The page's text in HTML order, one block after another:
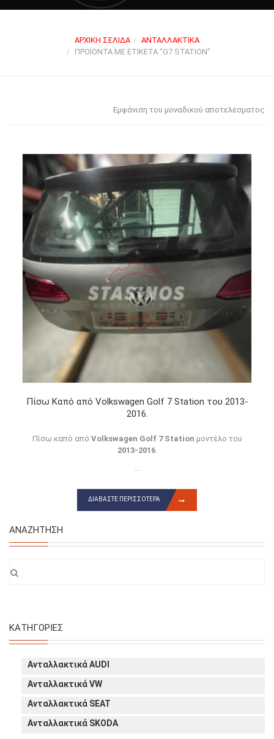
ΑΡΧΙΚΉ ΣΕΛΊΔΑ
ΑΝΤΑΛΛΑΚΤΙΚΆ
ΠΡΟΪΌΝΤΑ ΜΕ ΕΤΙΚΈΤΑ “G7 STATION”
Εμφάνιση του μοναδικού αποτελέσματος
Πίσω Καπό από Volkswagen Golf 7 Station του 2013-
2016.
Πίσω καπό από Volkswagen Golf 7 Station μοντέλο του
2013-2016.
...
ΔΙΑΒΆΣΤΕ ΠΕΡΙΣΣΌΤΕΡΑ
ΑΝΑΖΉΤΗΣΗ
ΚΑΤΗΓΟΡΊΕΣ
Ανταλλακτικά AUDI
Ανταλλακτικά VW
Ανταλλακτικά SEAT
Ανταλλακτικά SKODA